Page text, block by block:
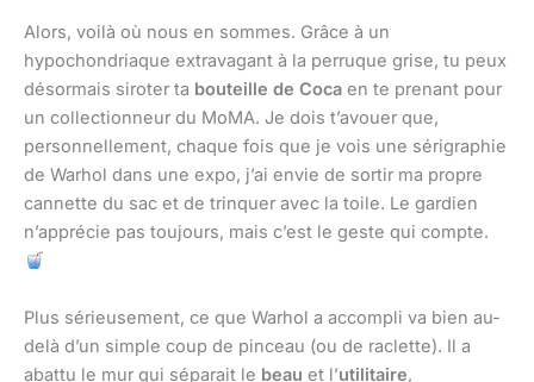
Alors, voilà où nous en sommes. Grâce à un
hypochondriaque extravagant à la perruque grise, tu peux
désormais siroter ta bouteille de Coca en te prenant pour
un collectionneur du MoMA. Je dois t’avouer que,
personnellement, chaque fois que je vois une sérigraphie
de Warhol dans une expo, j’ai envie de sortir ma propre
cannette du sac et de trinquer avec la toile. Le gardien
n’apprécie pas toujours, mais c’est le geste qui compte.
Plus sérieusement, ce que Warhol a accompli va bien au-
delà d’un simple coup de pinceau (ou de raclette). Il a
abattu le mur qui séparait le beau et l’utilitaire,